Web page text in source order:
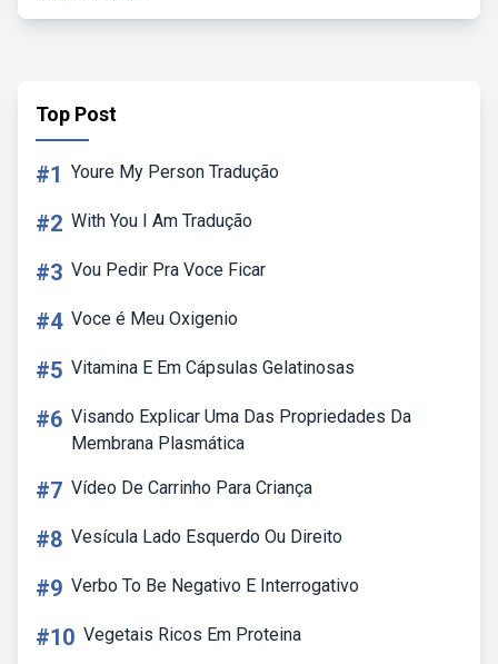
Top Post
#1 Youre My Person Tradução
#2 With You I Am Tradução
#3 Vou Pedir Pra Voce Ficar
#4 Voce é Meu Oxigenio
#5 Vitamina E Em Cápsulas Gelatinosas
#6 Visando Explicar Uma Das Propriedades Da
Membrana Plasmática
#7 Vídeo De Carrinho Para Criança
#8 Vesícula Lado Esquerdo Ou Direito
#9 Verbo To Be Negativo E Interrogativo
#10 Vegetais Ricos Em Proteina